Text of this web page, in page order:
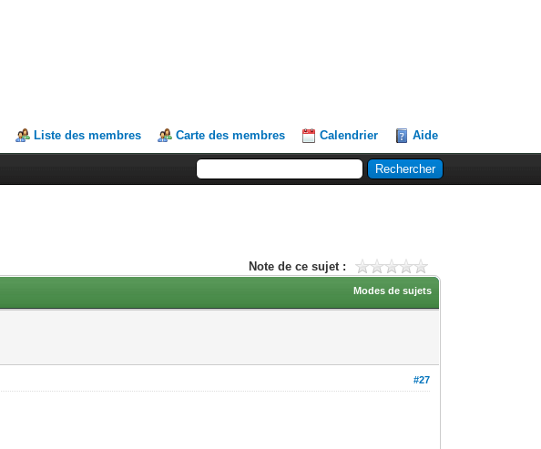
Liste des membres Carte des membres Calendrier Aide
Note de ce sujet :
Modes de sujets
#27